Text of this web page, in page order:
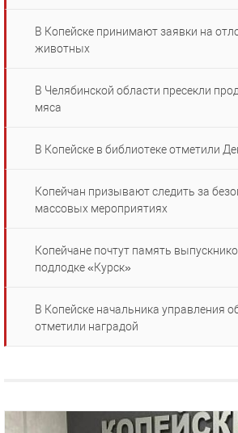
В Копейске принимают заявки на
животных
В Челябинской области пресекли
мяса
В Копейске в библиотеке отметили
Копейчан призывают следить за
массовых мероприятиях
Копейчане почтут память
подлодке «Курск»
В Копейске начальника управления
отметили наградой